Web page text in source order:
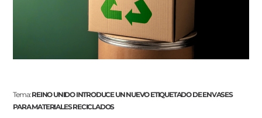
Tema:REINO UNIDO INTRODUCE UN NUEVO ETIQUETADO DE ENVASES
PARA MATERIALES RECICLADOS